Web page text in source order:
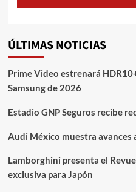
ÚLTIMAS NOTICIAS
Prime Video estrenará
Samsung de 2026
Estadio GNP Seguros recibe
Audi México muestra avances
Lamborghini presenta el
exclusiva para Japón